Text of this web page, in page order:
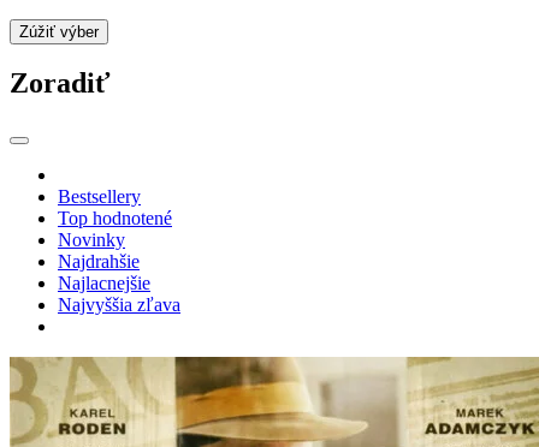
Zúžiť výber
Zoradiť
Bestsellery
Top hodnotené
Novinky
Najdrahšie
Najlacnejšie
Najvyššia zľava